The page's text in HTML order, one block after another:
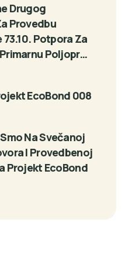
Drugog
Provedbu
Potpora Za
Poljopr…
EcoBond 008
Na Svečanoj
I Provedbenoj
Projekt EcoBond